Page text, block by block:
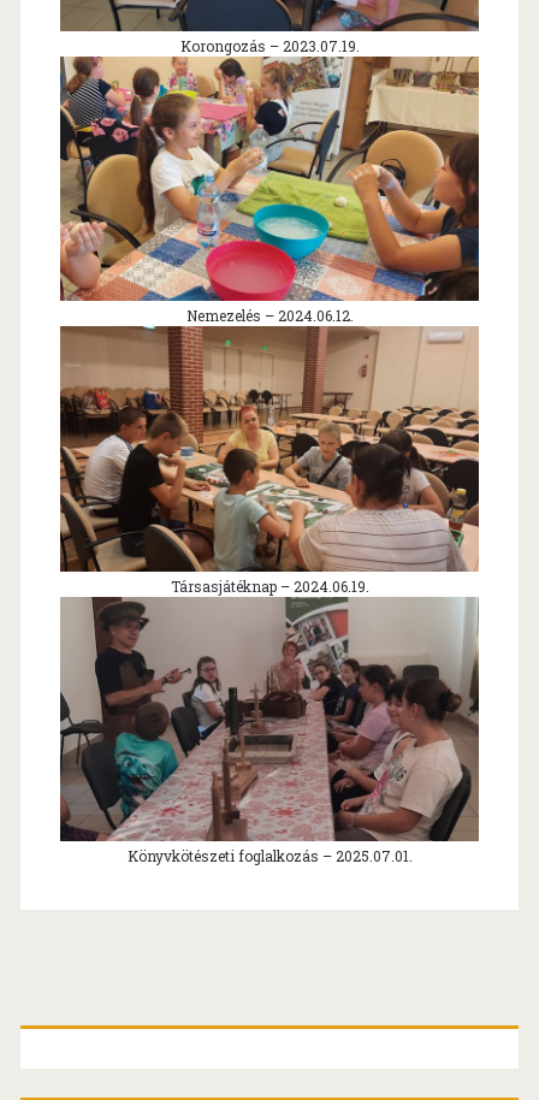
Korongozás – 2023.07.19.
Nemezelés – 2024.06.12.
Társasjátéknap – 2024.06.19.
Könyvkötészeti foglalkozás – 2025.07.01.
Primary
Sidebar